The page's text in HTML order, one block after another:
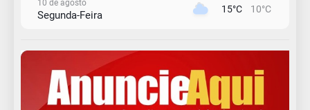
10 de agosto
Segunda-Feira 15°C 10°C
Terça-Feira 13°C 11°C
12 de agosto
Quarta-Feira